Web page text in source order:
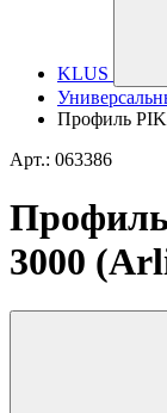
KLUS
Профиль
Арт.: 063386
3000